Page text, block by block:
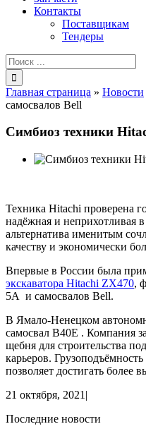
Контакты
Поставщикам
Тендеры
Результат
поиска:
Главная страница » Новости
самосвалов Bell
Симбиоз техники
Техника Hitachi проверена
надёжная и неприхотливая
альтернатива именитым
качеству и экономически
Впервые в России была
экскаватора Hitachi ZX470,
5A и самосвалов Bell.
В Ямало-Ненецком
самосвал B40E . Компания
щебня для строительства
карьеров.
позволяет достигать более
21 октября, 2021 |
Последние новости